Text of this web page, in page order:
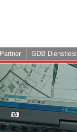
Partner GDB